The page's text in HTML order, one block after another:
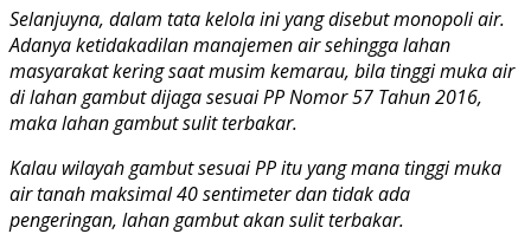
Selanjuyna, dalam tata kelola ini yang disebut monopoli air.
Adanya ketidakadilan manajemen air sehingga lahan
masyarakat kering saat musim kemarau, bila tinggi muka air
di lahan gambut dijaga sesuai PP Nomor 57 Tahun 2016,
maka lahan gambut sulit terbakar.
Kalau wilayah gambut sesuai PP itu yang mana tinggi muka
air tanah maksimal 40 sentimeter dan tidak ada
pengeringan, lahan gambut akan sulit terbakar.